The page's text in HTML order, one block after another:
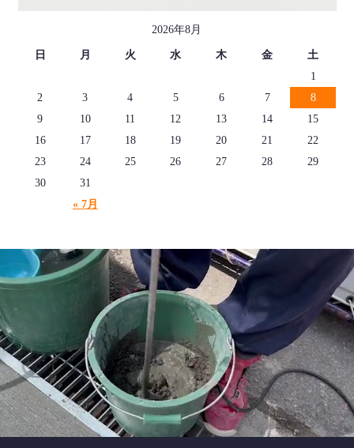
2026年8月
日 月 火 水 木 金 土
« 7月
1
2
3 4 5 6 7
8
9
10 11 12 13 14
15
16
17 18 19 20 21
22
23
24 25 26 27 28
29
30
31